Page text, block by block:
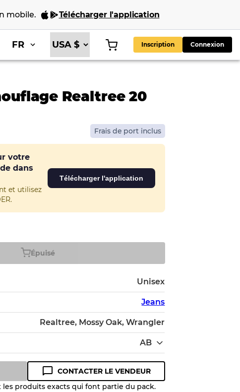
mobile. Télécharger l'application
FR Inscription Connexion
Realtree 20
Frais de port inclus
votre
dans
et utilisez
Télécharger l'application
Épuisé
Unisex
Jeans
Realtree, Mossy Oak, Wrangler
AB
CONTACTER LE VENDEUR
produits exacts qui font partie du pack.